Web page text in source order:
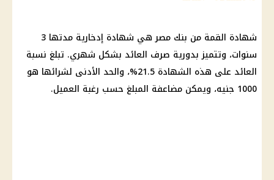
شهادة القمة من بنك مصرهي شهادة
إدخارية مدتها 3
سنوات، وتتميز بدورية صرف العائد بشكل شهري. تبلغ نسبة
العائد
على هذه الشهادة 21.5%، والحد الأدنى لشرائها هو
1000 جنيه، ويمكن مضاعفة المبلغ حسب رغبة العميل.